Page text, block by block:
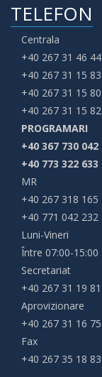
TELEFON
Centrala
+40 267 31 46 44
+40 267 31 15 83
+40 267 31 15 80
+40 267 31 15 82
PROGRAMARI
+40 367 730 042
+40 773 322 633
MR
+40 267 318 165
+40 771 042 232
Luni-Vineri
Între 07:00-15:00
Secretariat
+40 267 31 19 81
Aprovizionare
+40 267 31 16 75
Fax
+40 267 35 18 83